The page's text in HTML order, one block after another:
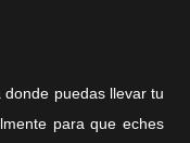
puedas llevar tu
para que eches